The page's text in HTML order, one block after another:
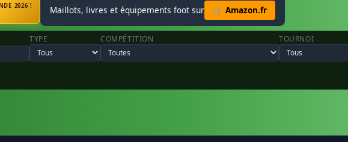
2026 ! Maillots, livres et équipements foot sur 🛒 Amazon.fr
TYPE COMPÉTITION TOURNOI